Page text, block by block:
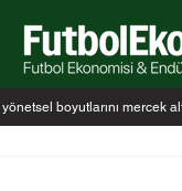
boyutlarını mercek